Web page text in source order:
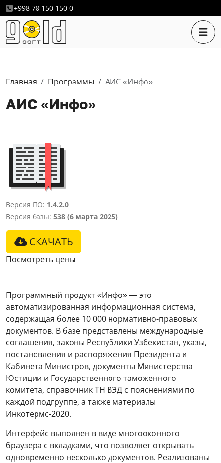
+998 78 150 150 0
Главная Программы АИС «Инфо»
АИС «Инфо»
Версия ПО: 1.4.2.0
Версия базы: 538 (6 марта 2025)
СКАЧАТЬ
Посмотреть цены
Программный продукт «Инфо» — это
автоматизированная информационная система,
содержащая более 10 000 нормативно-правовых
документов. В базе представлены международные
соглашения, законы Республики Узбекистан, указы,
постановления и распоряжения Президента и
Кабинета Министров, документы Министерства
Юстиции и Государственного таможенного
комитета, справочник ТН ВЭД с пояснениями по
каждой подгруппе, а также материалы
Инкотермс-2020.
Интерфейс выполнен в виде многооконного
браузера с вкладками, что позволяет открывать
одновременно несколько документов. Реализованы